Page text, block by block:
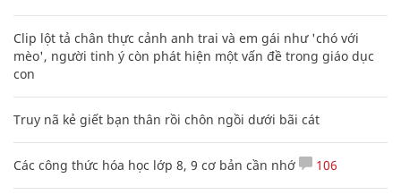
Clip lột tả chân thực cảnh anh trai và em gái như 'chó với
mèo', người tinh ý còn phát hiện một vấn đề trong giáo dục
con
Truy nã kẻ giết bạn thân rồi chôn ngồi dưới bãi cát
Các công thức hóa học lớp 8, 9 cơ bản cần nhớ 106